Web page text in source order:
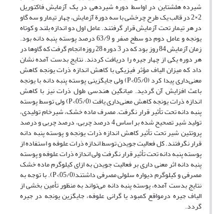
شیرده هلشتاین در اواسط دوره شیردهی در یک آزمایش فاکتوریل
2×2 در قالب یک طرح چرخشی با سه دورة آزمایش، چهار تیمار و سه گاو
در هر تیمار تحت آزمایش قرار گرفتند. عامل اول دو اندازه بلند و کوتاه
یونجه و عامل دوم دو سطح صفر و 63/9 درصد پوسته پنبه دانه بود.
زمان آزمایش 84 روز بود که در 3 دوره 28 روزه انجام گرفت که گاوها در
هر دوره یکی از چهار جیره را دریافت کردند. نتایج بدست آمده نشان
داد که میزان الیاف مؤثر فیزیکی با کاهش اندازه ذرات یونجه کاهش
معنی‌داری پیدا کرد (05/0>P) ولی جایگزینی پوسته پنبه دانه با یونجه
باعث افزایش آن گردید. میانگین هندسی طول ذرات نیز با کاهش
اندازه ذرات یونجه کاهش معنی‌داری یافت (05/0>P) ولی توسط پوسته
پنبه دانه تحت تأثیر قرار نگرفت. مصرف ماده خشک، شیرخام تولیدی،
تولید شیر تصحیح شده بر اساس 4 درصد چربی، درصد چربی و درصد
پروتئین شیر تحت تأثیر کاهش اندازه ذرات یونجه و پوسته پنبه دانه
قرار نگرفتند. کل فعالیت جویدن توسط اندازه ذرات علوفه و استفاده از
پوسته پنبه دانه تحت تأثیر قرار نگرفت ولی اندازه ذرات علوفه و پوسته
پنبه دانه اثر معنی داری بر فعالیت جویدن به ازای کیلوگرم ماده خشک
مصرفی و کیلوگرم دیواره سلولی مصرفی داشتند(05/0>P). با توجه به
نتایج بدست آمده، پوسته پنبه دانه می‌تواند به منظور تأمین بخشی از
الیاف جیره درمواقع کمبود یا گرانی علوفه، جایگزین یونجه در جیره
گردد.